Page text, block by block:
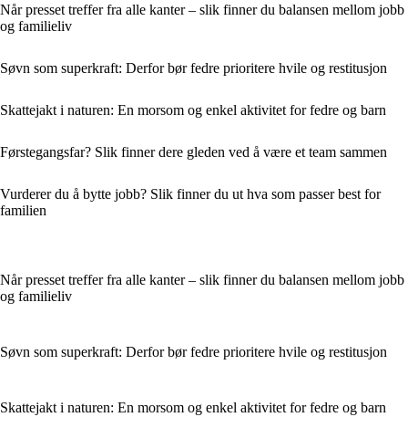
Når presset treffer fra alle kanter – slik finner du balansen mellom jobb
og familieliv
Søvn som superkraft: Derfor bør fedre prioritere hvile og restitusjon
Skattejakt i naturen: En morsom og enkel aktivitet for fedre og barn
Førstegangsfar? Slik finner dere gleden ved å være et team sammen
Vurderer du å bytte jobb? Slik finner du ut hva som passer best for
familien
Når presset treffer fra alle kanter – slik finner du balansen mellom jobb
og familieliv
Søvn som superkraft: Derfor bør fedre prioritere hvile og restitusjon
Skattejakt i naturen: En morsom og enkel aktivitet for fedre og barn